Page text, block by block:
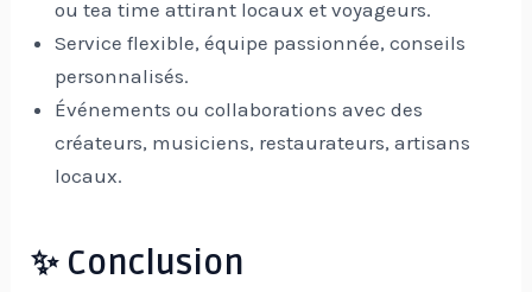
ou tea time attirant locaux et voyageurs.
Service flexible, équipe passionnée, conseils
personnalisés.
Événements ou collaborations avec des
créateurs, musiciens, restaurateurs, artisans
locaux.
✨ Conclusion